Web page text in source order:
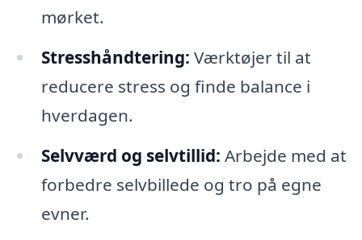
mørket.
Stresshåndtering: Værktøjer til at
reducere stress og finde balance i
hverdagen.
Selvværd og selvtillid: Arbejde med at
forbedre selvbillede og tro på egne
evner.